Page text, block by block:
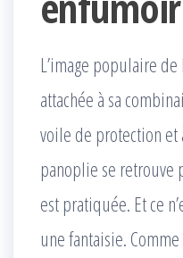
L’image populaire
attachée à sa
voile de protection et
panoplie se retrouve
est pratiquée. Et ce
une fantaisie.